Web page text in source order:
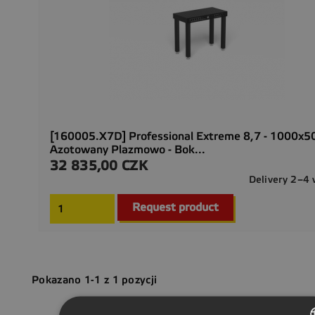
[160005.X7D] Professional Extreme 8,7 -
Azotowany Plazmowo - Bok...
Cena
32 835,00 CZK
Delivery 2–4
Request product
Pokazano 1-1 z 1 pozycji